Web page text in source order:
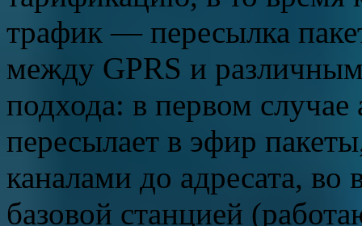
трафик — пересылка
между GPRS и
подхода: в первом
пересылает в эфир
каналами до адресата,
базовой станцией